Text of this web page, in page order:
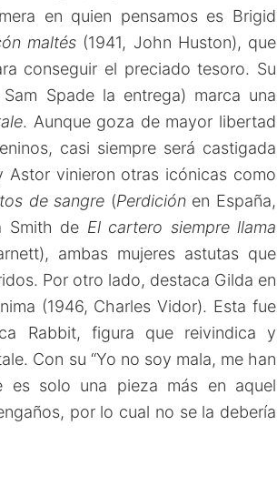
en quien pensamos es Brigid
maltés (1941, John Huston), que
conseguir el preciado tesoro. Su
Spade la entrega) marca una
. Aunque goza de mayor libertad
casi siempre será castigada
Astor vinieron otras icónicas como
de sangre (Perdición en España,
Smith de El cartero siempre llama
ambas mujeres astutas que
Por otro lado, destaca Gilda en
(1946, Charles Vidor). Esta fue
Rabbit, figura que reivindica y
Con su “Yo no soy mala, me han
es solo una pieza más en aquel
por lo cual no se la debería